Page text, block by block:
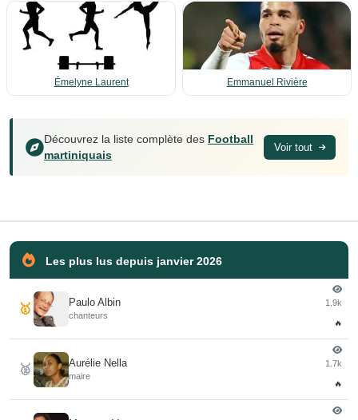
Émelyne Laurent Emmanuel Rivière
Découvrez la liste complète des Football
martiniquais
Voir tout
Les plus lus depuis janvier 2026
🥇 Paulo Albin
chanteurs
1.9k
🔥
🥈 Aurélie Nella
maire
1.7k
🔥